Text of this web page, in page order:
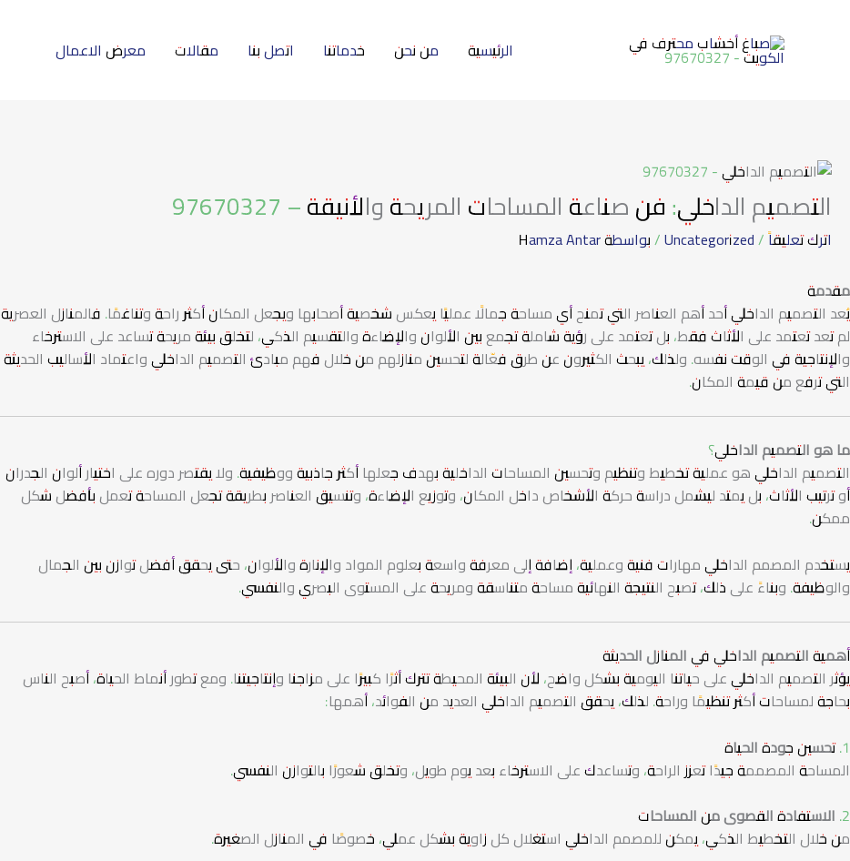
الرئيسية من نحن خدماتنا اتصل بنا مقالات معرض الاعمال
التصميم الداخلي: فن صناعة المساحات المريحة والأنيقة – 97670327
اترك تعليقاً/
Uncategorized/ بواسطةHamza Antar
مقدمة
يُعد التصميم الداخلي أحد أهم العناصر التي تمنح أي مساحة جمالًا عمليًا يعكس شخصية أصحابها ويجعل المكان أكثر راحة وتناغمًا. فالمنازل العصرية
لم تعد تعتمد على الأثاث فقط، بل تعتمد على رؤية شاملة تجمع بين الألوان والإضاءة والتقسيم الذكي، لتخلق بيئة مريحة تساعد على الاسترخاء
والإنتاجية في الوقت نفسه. ولذلك، يبحث الكثيرون عن طرق فعّالة لتحسين منازلهم من خلال فهم مبادئ التصميم الداخلي واعتماد الأساليب الحديثة
التي ترفع من قيمة المكان.
ما هو التصميم الداخلي؟
التصميم الداخلي هو عملية تخطيط وتنظيم وتحسين المساحات الداخلية بهدف جعلها أكثر جاذبية ووظيفية. ولا يقتصر دوره على اختيار ألوان الجدران
أو ترتيب الأثاث، بل يمتد ليشمل دراسة حركة الأشخاص داخل المكان، وتوزيع الإضاءة، وتنسيق العناصر بطريقة تجعل المساحة تعمل بأفضل شكل
ممكن.
يستخدم المصمم الداخلي مهارات فنية وعملية، إضافة إلى معرفة واسعة بعلوم المواد والإنارة والألوان، حتى يحقق أفضل توازن بين الجمال
والوظيفة. وبناءً على ذلك، تصبح النتيجة النهائية مساحة متناسقة ومريحة على المستوى البصري والنفسي.
أهمية التصميم الداخلي في المنازل الحديثة
يؤثر التصميم الداخلي على حياتنا اليومية بشكل واضح، لأن البيئة المحيطة تترك أثرًا كبيرًا على مزاجنا وإنتاجيتنا. ومع تطور أنماط الحياة، أصبح الناس
بحاجة لمساحات أكثر تنظيمًا وراحة. لذلك، يحقق التصميم الداخلي العديد من الفوائد، أهمها:
1. تحسين جودة الحياة
المساحة المصممة جيدًا تعزز الراحة، وتساعدك على الاسترخاء بعد يوم طويل، وتخلق شعورًا بالتوازن النفسي.
2. الاستفادة القصوى من المساحات
من خلال التخطيط الذكي، يمكن للمصمم الداخلي استغلال كل زاوية بشكل عملي، خصوصًا في المنازل الصغيرة.